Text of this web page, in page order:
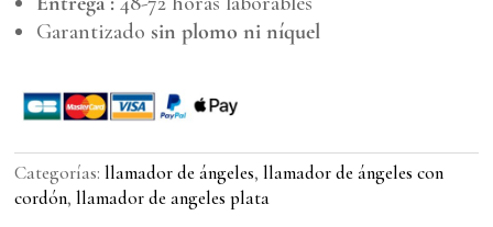
Garantizado sin plomo ni níquel
Categorías:llamador de ángeles,llamador de ángeles con
cordón,llamador de angeles plata